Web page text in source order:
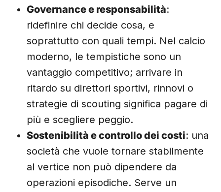
Governance e responsabilità:
ridefinire chi decide cosa, e
soprattutto con quali tempi. Nel calcio
moderno, le tempistiche sono un
vantaggio competitivo; arrivare in
ritardo su direttori sportivi, rinnovi o
strategie di scouting significa pagare di
più e scegliere peggio.
Sostenibilità e controllo dei costi: una
società che vuole tornare stabilmente
al vertice non può dipendere da
operazioni episodiche. Serve un